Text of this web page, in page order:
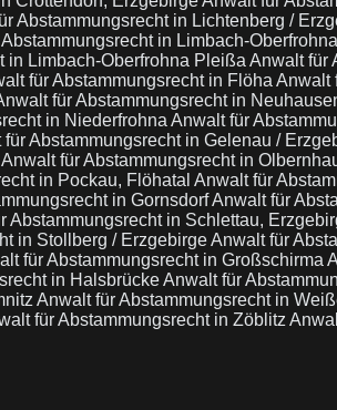
Abstammungsrecht in Lichtenberg /
in Limbach-
in Limbach-Oberfrohna Pleißa Anwalt für
für Abstammungsrecht in Flöha Anwalt
für Abstammungsrecht in
in Niederfrohna Anwalt für
für Abstammungsrecht in Gelenau /
Anwalt für Abstammungsrecht in
in Pockau, Flöhatal Anwalt für
in GornsdorfAnwalt für
Abstammungsrecht in Schlettau,
in Stollberg / ErzgebirgeAnwalt für
für Abstammungsrecht in Großschirma
in HalsbrückeAnwalt für
Anwalt für Abstammungsrecht in
für Abstammungsrecht in Zöblitz